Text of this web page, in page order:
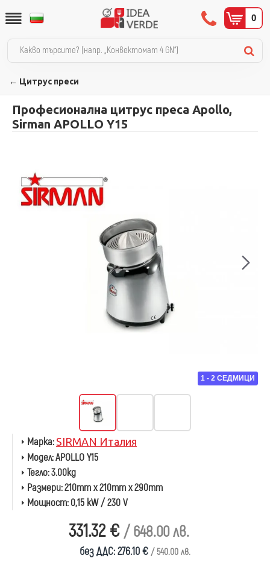
0
← Цитрус преси
Професионална цитрус преса Apollo,
Sirman APOLLO Y15
1 - 2 СЕДМИЦИ
331.32 € / 648.00 лв.
без ДДС: 276.10 € / 540.00 лв.
Марка: SIRMAN Италия
Модел:APOLLO Y15
Тегло:3.00kg
Размери:210mm x 210mm x 290mm
Мощност:0,15 kW / 230 V